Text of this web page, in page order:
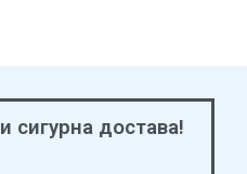
сигурна достава!